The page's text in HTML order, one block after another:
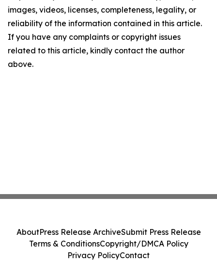
images, videos, licenses, completeness, legality, or
reliability of the information contained in this article.
If you have any complaints or copyright issues
related to this article, kindly contact the author
above.
AboutPress Release ArchiveSubmit Press Release
Terms & ConditionsCopyright/DMCA Policy
Privacy PolicyContact